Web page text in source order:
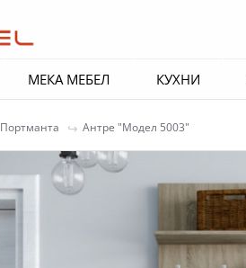
МЕКА МЕБЕЛ КУХНИ
Портманта Антре "Модел 5003"